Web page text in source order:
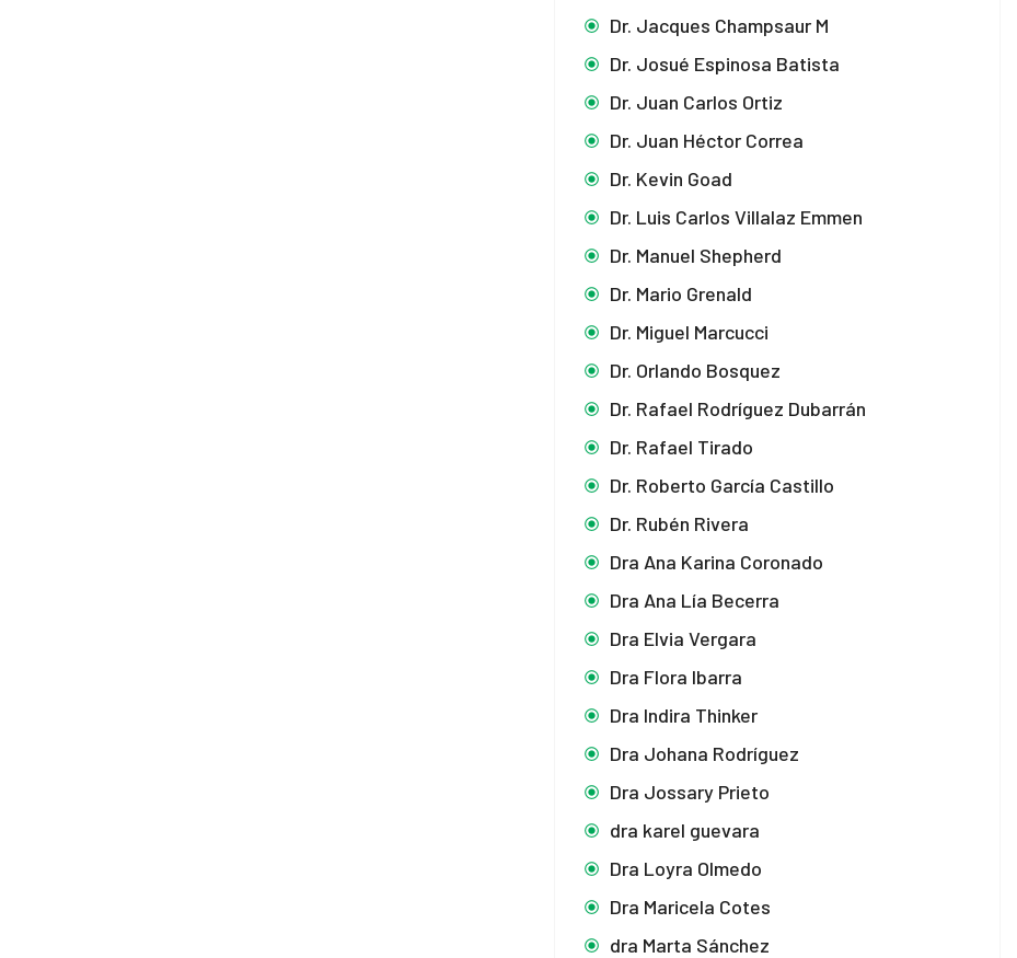
Dr. Jacques Champsaur M
Dr. Josué Espinosa Batista
Dr. Juan Carlos Ortiz
Dr. Juan Héctor Correa
Dr. Kevin Goad
Dr. Luis Carlos Villalaz Emmen
Dr. Manuel Shepherd
Dr. Mario Grenald
Dr. Miguel Marcucci
Dr. Orlando Bosquez
Dr. Rafael Rodríguez Dubarrán
Dr. Rafael Tirado
Dr. Roberto García Castillo
Dr. Rubén Rivera
Dra Ana Karina Coronado
Dra Ana Lía Becerra
Dra Elvia Vergara
Dra Flora Ibarra
Dra Indira Thinker
Dra Johana Rodríguez
Dra Jossary Prieto
dra karel guevara
Dra Loyra Olmedo
Dra Maricela Cotes
dra Marta Sánchez